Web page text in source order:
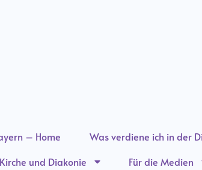
– Home Was verdiene ich in der
und Diakonie
Für die Medien